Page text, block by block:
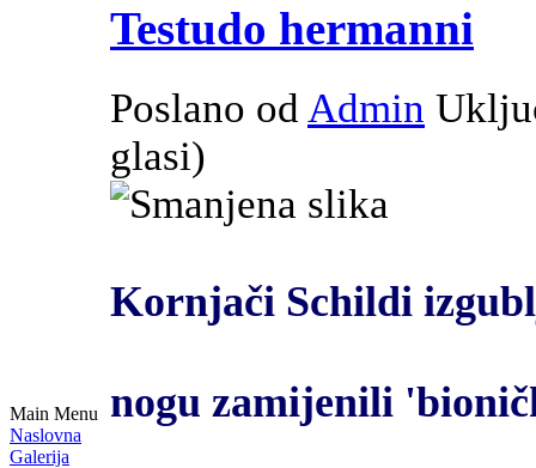
Main Menu
Naslovna
Galerija
Testudo hermanni
Poslano od Admin
glasi)
Kornjači Schildi
nogu zamijenili